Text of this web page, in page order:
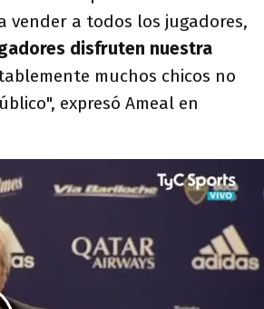
vender a todos los jugadores,
disfruten nuestra
muchos chicos no
expresó Ameal en